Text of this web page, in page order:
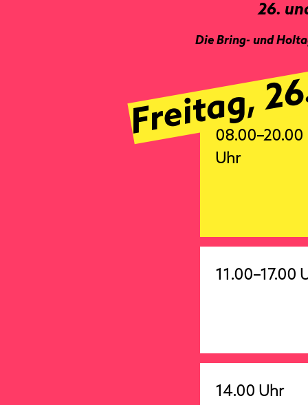
26.
Die Bring- und
08.00–20.00
Uhr
11.00–17.00
14.00 Uhr
Freitag,